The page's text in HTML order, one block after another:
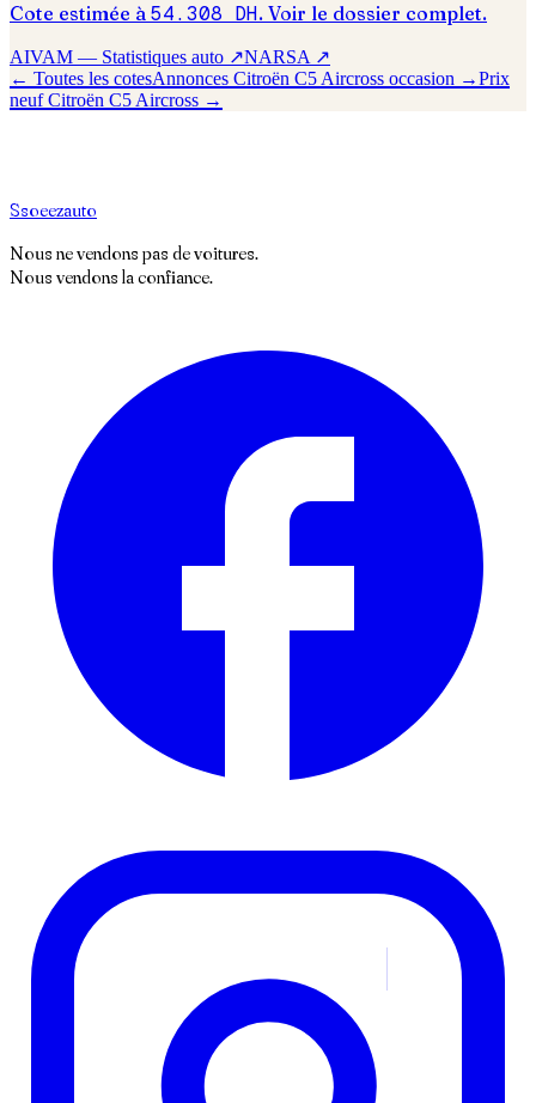
Cote estimée à 54.308 DH. Voir le dossier complet.
AIVAM — Statistiques auto ↗NARSA ↗
← Toutes les cotesAnnonces Citroën C5 Aircross occasion →Prix
neufCitroën C5 Aircross →
Ssoeezauto
Nous ne vendons pas de voitures.
Nous vendons la confiance.